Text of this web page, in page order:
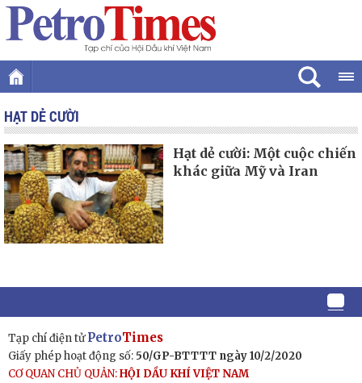
HẠT DẺ CƯỜI
Hạt dẻ cười: Một cuộc chiến
khác giữa Mỹ và Iran
Tạp chí điện tửPetroTimes
Giấy phép hoạt động số: 50/GP-BTTTT ngày 10/2/2020
CƠ QUAN CHỦ QUẢN:HỘI DẦU KHÍ VIỆT NAM